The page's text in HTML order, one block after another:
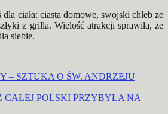
ciała: ciasta domowe, swojski chleb ze
z grilla. Wielość atrakcji sprawiła, że
siebie.
– SZTUKA O ŚW. ANDRZEJU
CAŁEJ POLSKI PRZYBYŁA NA